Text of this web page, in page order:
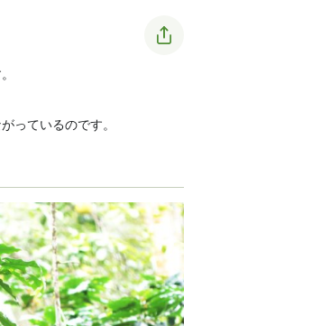
っているのです。